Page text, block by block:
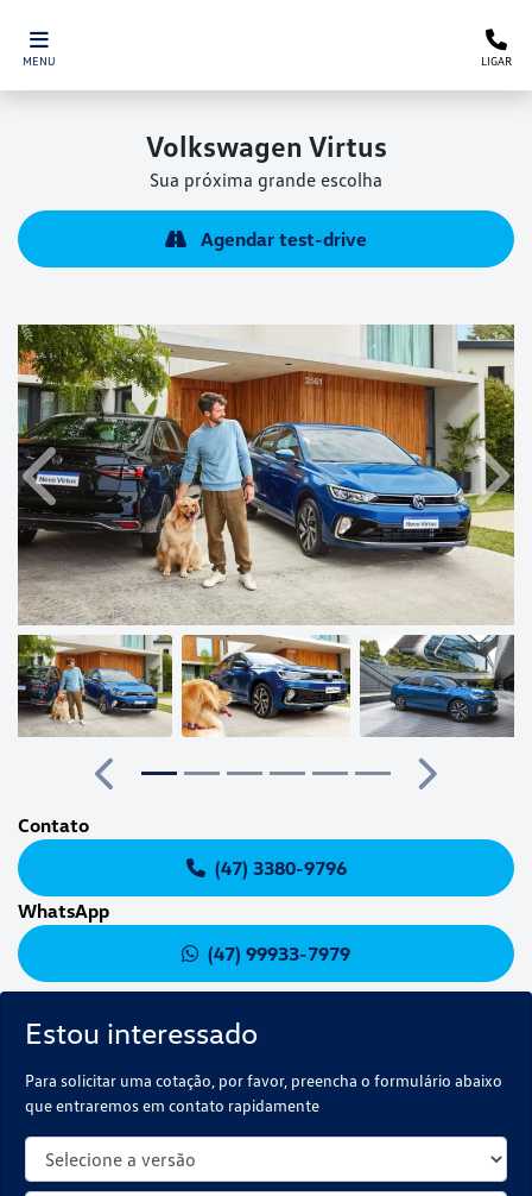
MENU LIGAR
Volkswagen Virtus
Sua próxima grande escolha
Agendar test-drive
Estou interessado
Para solicitar uma cotação, por favor, preencha o formulário abaixo
que entraremos em contato rapidamente
Anterior
Anterior
Próximo
Contato
(47) 3380-9796
WhatsApp
(47) 99933-7979